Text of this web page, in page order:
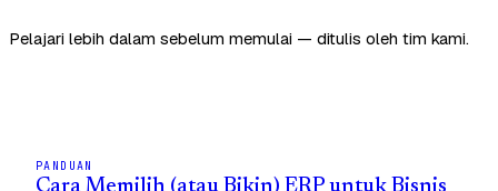
Pelajari lebih dalam sebelum memulai — ditulis oleh tim kami.
PANDUAN